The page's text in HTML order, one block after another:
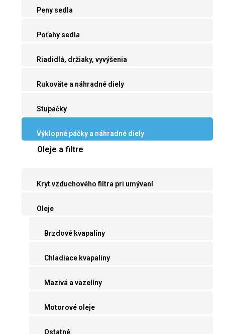
Peny sedla
Poťahy sedla
Riadidlá, držiaky, vyvýšenia
Rukoväte a náhradné diely
Stupačky
Výklopné páčky a náhradné diely
Oleje a filtre
Kryt vzduchového filtra pri umývaní
Oleje
Brzdové kvapaliny
Chladiace kvapaliny
Mazivá a vazelíny
Motorové oleje
Ostatné